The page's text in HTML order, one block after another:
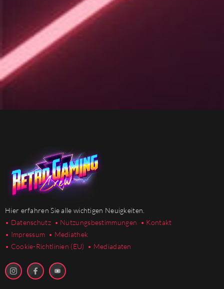
Hier erfahren Sie alle wichtigen Neuigkeiten.
• Datenschutz • Nutzungsbestimmungen • Kontakt
• Impressum • Mediathek
• Cookie-Richtlinien (EU) • Mediadaten